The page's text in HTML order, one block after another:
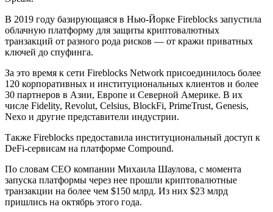
В 2019 году базирующаяся в Нью-Йорке Fireblocks запустила
облачную платформу для защиты криптовалютных
транзакций от разного рода рисков — от кражи приватных
ключей до спуфинга.
За это время к сети Fireblocks Network присоединилось более
120 корпоративных и институциональных клиентов и более
30 партнеров в Азии, Европе и Северной Америке. В их
числе Fidelity, Revolut, Celsius, BlockFi, PrimeTrust, Genesis,
Nexo и другие представители индустрии.
Также Fireblocks предоставила институциональный доступ к
DeFi-сервисам на платформе Compound.
По словам CEO компании Михаила Шаулова, с момента
запуска платформы через нее прошли криптовалютные
транзакции на более чем $150 млрд. Из них $23 млрд
пришлись на октябрь этого года.